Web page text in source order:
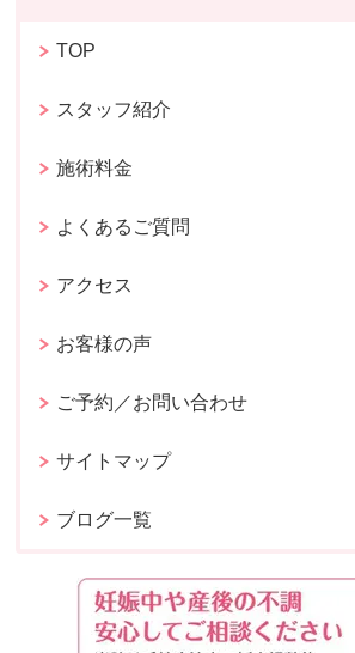
TOP
スタッフ紹介
施術料金
よくあるご質問
アクセス
お客様の声
ご予約／お問い合わせ
サイトマップ
ブログ一覧